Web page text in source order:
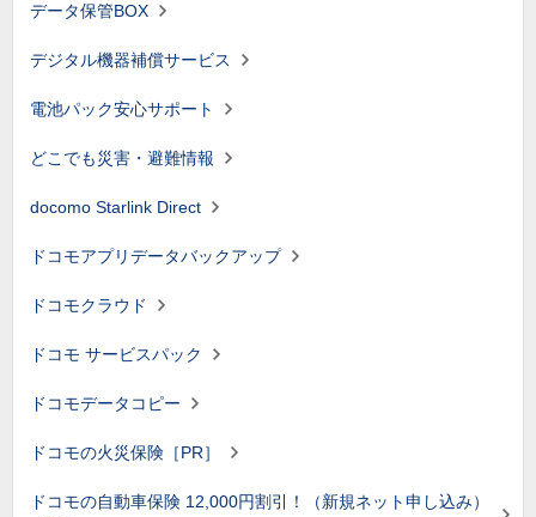
データ保管BOX
デジタル機器補償サービス
電池パック安心サポート
どこでも災害・避難情報
docomo Starlink Direct
ドコモアプリデータバックアップ
ドコモクラウド
ドコモ サービスパック
ドコモデータコピー
ドコモの火災保険［PR］
ドコモの自動車保険 12,000円割引！（新規ネット申し込み）